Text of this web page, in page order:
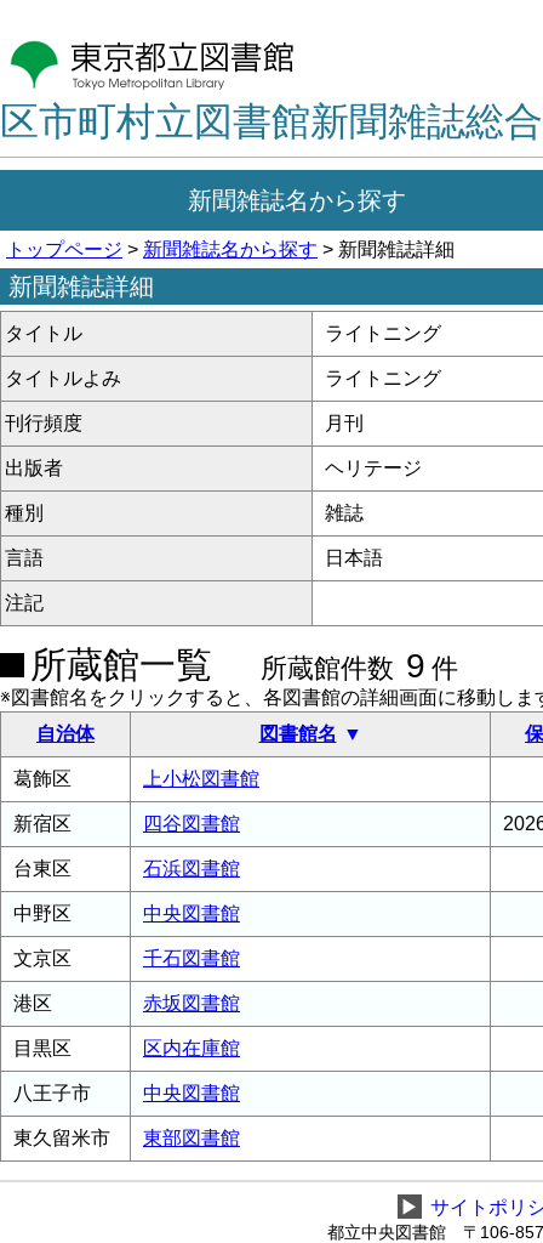
区市町村立図書館新聞雑誌総
新聞雑誌名から探す
トップページ > 新聞雑誌名から探す > 新聞雑誌詳細
新聞雑誌詳細
タイトル ライトニング
タイトルよみ ライトニング
刊行頻度 月刊
出版者 ヘリテージ
種別 雑誌
言語 日本語
注記
所蔵館一覧 所蔵館件数 9 件
※図書館名をクリックすると、各図書館の詳細画面に移動しま
自治体
図書館名
葛飾区 上小松図書館
新宿区 四谷図書館
台東区 石浜図書館
中野区 中央図書館
文京区 千石図書館
港区 赤坂図書館
目黒区 区内在庫館
八王子市 中央図書館
東久留米市 東部図書館
▶ サイトポリ
都立中央図書館 〒106-